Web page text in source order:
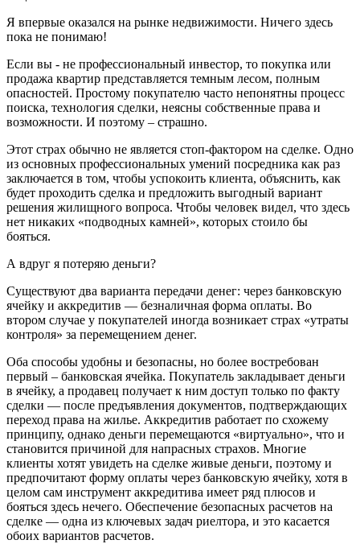
Я впервые оказался на рынке недвижимости. Ничего здесь
пока не понимаю!
Если вы - не профессиональный инвестор, то покупка или
продажа квартир представляется темным лесом, полным
опасностей. Простому покупателю часто непонятны процесс
поиска, технология сделки, неясны собственные права и
возможности. И поэтому – страшно.
Этот страх обычно не является стоп-фактором на сделке. Одно
из основных профессиональных умений посредника как раз
заключается в том, чтобы успокоить клиента, объяснить, как
будет проходить сделка и предложить выгодный вариант
решения жилищного вопроса. Чтобы человек видел, что здесь
нет никаких «подводных камней», которых стоило бы
бояться.
А вдруг я потеряю деньги?
Существуют два варианта передачи денег: через банковскую
ячейку и аккредитив — безналичная форма оплаты. Во
втором случае у покупателей иногда возникает страх «утраты
контроля» за перемещением денег.
Оба способы удобны и безопасны, но более востребован
первый – банковская ячейка. Покупатель закладывает деньги
в ячейку, а продавец получает к ним доступ только по факту
сделки — после предъявления документов, подтверждающих
переход права на жилье. Аккредитив работает по схожему
принципу, однако деньги перемещаются «виртуально», что и
становится причиной для напрасных страхов. Многие
клиенты хотят увидеть на сделке живые деньги, поэтому и
предпочитают форму оплаты через банковскую ячейку, хотя в
целом сам инструмент аккредитива имеет ряд плюсов и
бояться здесь нечего. Обеспечение безопасных расчетов на
сделке — одна из ключевых задач риелтора, и это касается
обоих вариантов расчетов.